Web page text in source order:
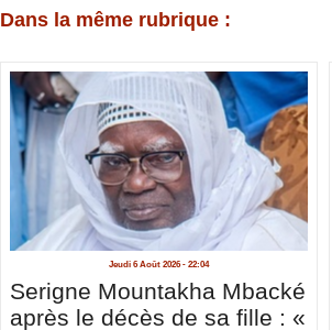
Dans la même rubrique :
Jeudi 6 Août 2026 - 22:04
Serigne Mountakha Mbacké
après le décès de sa fille : «